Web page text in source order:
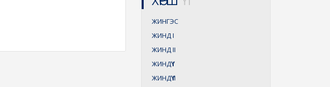
ЖИНГЭС
ЖИНДI
ЖИНДII
ЖИНДҮҮI
ЖИНДҮҮII